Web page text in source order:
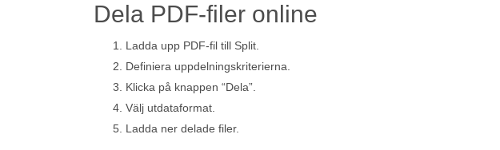
Dela PDF-filer online
Ladda upp PDF-fil till Split.
Definiera uppdelningskriterierna.
Klicka på knappen “Dela”.
Välj utdataformat.
Ladda ner delade filer.